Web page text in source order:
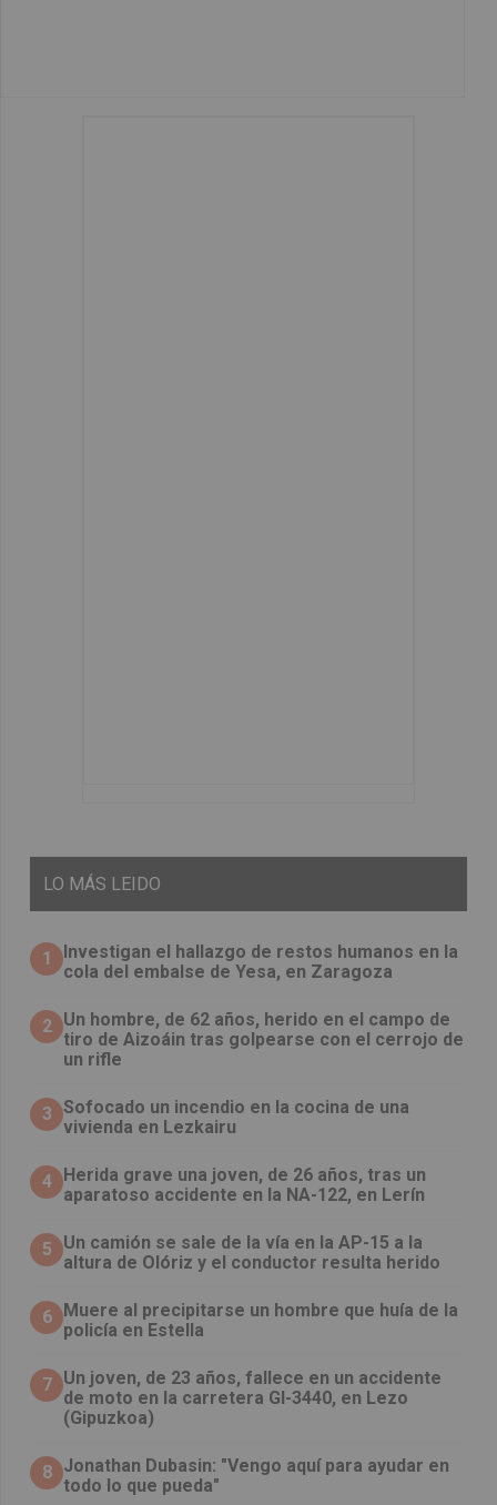
LO MÁS LEIDO
1
Investigan el hallazgo de restos humanos en la
cola del embalse de Yesa, en Zaragoza
2 Un hombre, de 62 años, herido en el campo de
tiro de Aizoáin tras golpearse con el cerrojo de
un rifle
3 Sofocado un incendio en la cocina de una
vivienda en Lezkairu
4 Herida grave una joven, de 26 años, tras un
aparatoso accidente en la NA-122, en Lerín
5
Un camión se sale de la vía en la AP-15 a la
altura de Olóriz y el conductor resulta herido
6 Muere al precipitarse un hombre que huía de la
policía en Estella
7 Un joven, de 23 años, fallece en un accidente
de moto en la carretera GI-3440, en Lezo
(Gipuzkoa)
8 Jonathan Dubasin: "Vengo aquí para ayudar en
todo lo que pueda"